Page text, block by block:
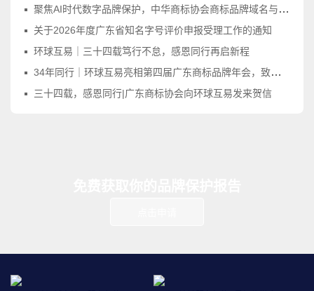
聚焦AI时代数字品牌保护，中华商标协会商标品牌域名与网络标识工作委员会正式成立
关于2026年度广东省知名字号评价申报受理工作的通知
环球互易｜三十四载笃行不怠，感恩同行再启新程
34年同行｜环球互易亮相第四届广东商标品牌年会，致敬品牌守护之路
三十四载，感恩同行|广东商标协会向环球互易发来贺信